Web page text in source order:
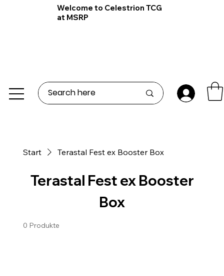
Welcome to Celestrion TCG
at MSRP
Start Terastal Fest ex Booster Box
Terastal Fest ex Booster
Box
0 Produkte